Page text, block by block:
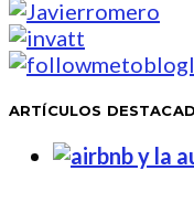
ARTÍCULOS